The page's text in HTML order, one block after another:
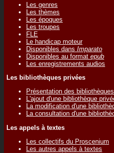
Les genres
Les thèmes
Les époques
Les troupes
FLE
Le handicap moteur
Disponibles dans Imparato
Disponibles au format epub
Les enregistrements audios
Les bibliothèques privées
Présentation des
L'ajout d'une bibliothèque
La modification d'une
La consultation d'une
Les appels à textes
Les collectifs du Proscenium
Les autres appels à textes